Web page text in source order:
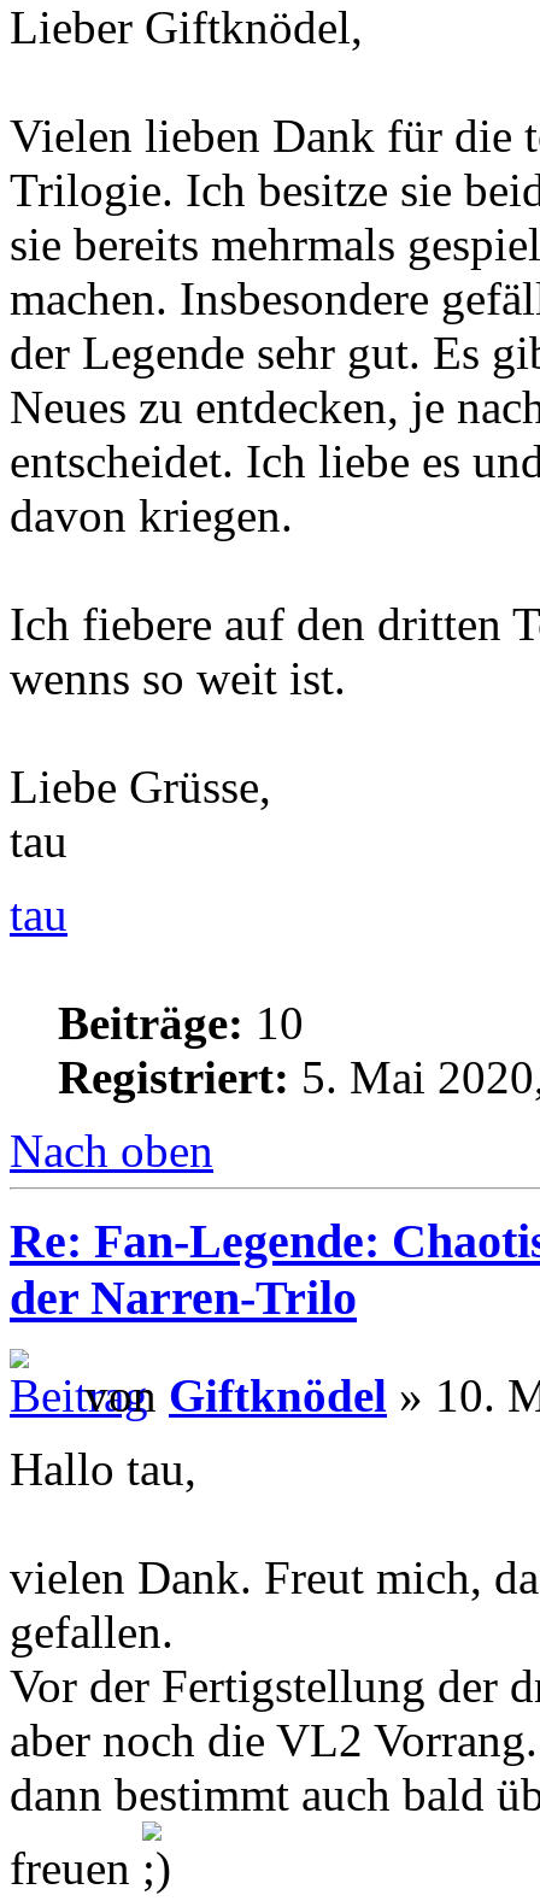
Lieber Giftknödel,
Vielen lieben Dank für die
Trilogie. Ich besitze sie
sie bereits mehrmals
machen. Insbesondere
der Legende sehr gut. Es
Neues zu entdecken, je
entscheidet. Ich liebe es
davon kriegen.
Ich fiebere auf den dritten
wenns so weit ist.
Liebe Grüsse,
tau
tau
Beiträge: 10
Registriert: 5. Mai
Nach oben
Re: Fan-Legende:
der Narren-Trilo
von Giftknödel » 10.
Hallo tau,
vielen Dank. Freut mich,
gefallen.
Vor der Fertigstellung der
aber noch die VL2
dann bestimmt auch bald
freuen